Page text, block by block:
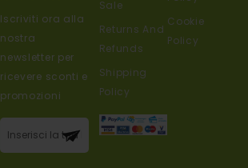
Iscriviti ora alla
nostra
newsletter per
ricevere sconti e
promozioni
Iscriviti alla
nostra
Sale
Returns And
Refunds
Shipping
Policy
Cookie
Policy